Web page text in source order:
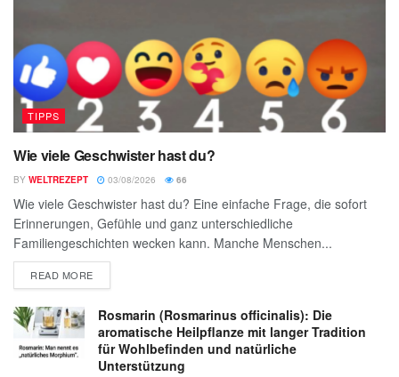
TIPPS
Wie viele Geschwister hast du?
BY WELTREZEPT 03/08/2026 66
Wie viele Geschwister hast du? Eine einfache Frage, die sofort
Erinnerungen, Gefühle und ganz unterschiedliche
Familiengeschichten wecken kann. Manche Menschen...
READ MORE
Rosmarin (Rosmarinus officinalis): Die
aromatische Heilpflanze mit langer Tradition
für Wohlbefinden und natürliche
Unterstützung